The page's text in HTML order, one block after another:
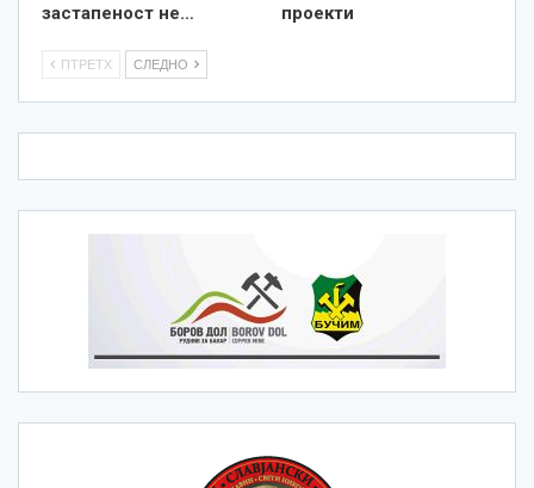
застапеност не…
проекти
ПТРЕТХ СЛЕДНО